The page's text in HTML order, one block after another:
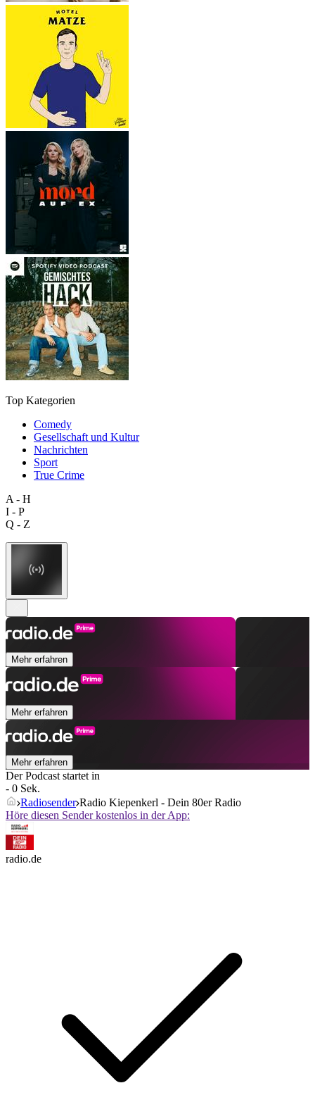
Top Kategorien
Comedy
Gesellschaft und Kultur
Nachrichten
Sport
True Crime
A - H
I - P
Q - Z
Mehr erfahren
Mehr erfahren
Mehr erfahren
Der Podcast startet in
- 0 Sek.
Radiosender Radio Kiepenkerl - Dein 80er Radio
Höre diesen Sender kostenlos in der App:
radio.de